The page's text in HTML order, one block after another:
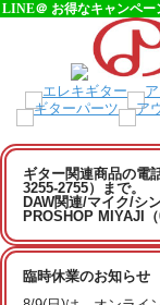
LINE＠ お得なキャンペ
ギター関連商品の電
3255-2755）まで。
DAW関連/マイク/シ
PROSHOP MIYAJI（
臨時休業のお知らせ